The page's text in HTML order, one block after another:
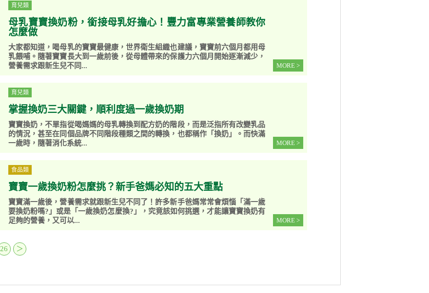
育兒類
母乳寶寶換奶粉，銜接母乳好擔心！豐力富專業營養師教你
怎麼做
大家都知道，喝母乳的寶寶最健康，世界衛生組織也建議，寶寶前六個月都用母
乳餵哺。隨著寶寶長大到一歲前後，從母體帶來的保護力六個月開始逐漸減少，
營養需求跟新生兒不同...
MORE >
育兒類
掌握換奶三大關鍵，順利度過一歲換奶期
寶寶換奶，不單指從喝媽媽的母乳轉換到配方奶的階段，而是泛指所有改變乳品
的情況，甚至在同個品牌不同階段種類之間的轉換，也都稱作「換奶」。而快滿
一歲時，隨著消化系統...
MORE >
食品類
寶寶一歲換奶粉怎麼挑？新手爸媽必知的五大重點
寶寶滿一歲後，營養需求就跟新生兒不同了！許多新手爸媽常常會煩惱「滿一歲
要換奶粉嗎?」或是「一歲換奶怎麼換?」，究竟該如何挑選，才能讓寶寶換奶有
足夠的營養，又可以...
MORE >
26 ＞